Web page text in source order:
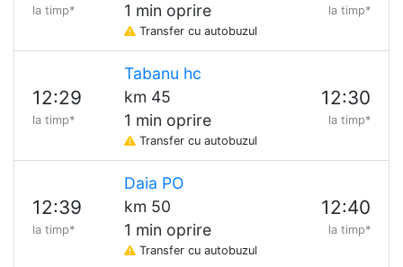
la timp*
1 min oprire
Transfer cu autobuzul
la timp*
12:29
la timp*
Tabanu hc
km 45
1 min oprire
Transfer cu autobuzul
12:30
la timp*
12:39
la timp*
Daia PO
km 50
1 min oprire
Transfer cu autobuzul
12:40
la timp*